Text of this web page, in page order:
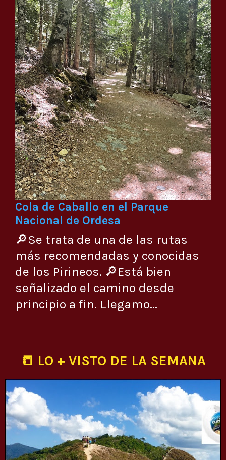
Cola de Caballo en el Parque
Nacional de Ordesa
🔎Se trata de una de las rutas
más recomendadas y conocidas
de los Pirineos. 🔎Está bien
señalizado el camino desde
principio a fin. Llegamo...
📒 LO + VISTO DE LA SEMANA